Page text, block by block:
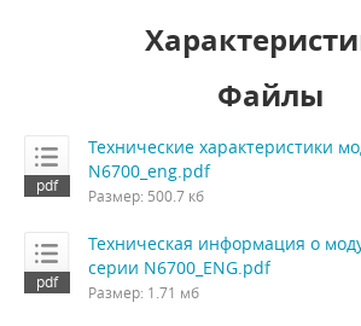
Файлы
Технические характеристики
N6700_eng.pdf
Размер: 500.7 кб
Техническая информация о
серии N6700_ENG.pdf
Размер: 1.71 мб